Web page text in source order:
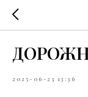
2025-06-23 13:36